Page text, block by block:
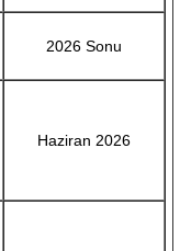
2026 Sonu
Haziran 2026